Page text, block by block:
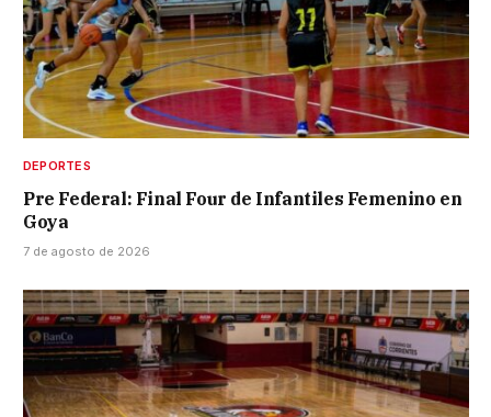
DEPORTES
Pre Federal: Final Four de Infantiles Femenino en
Goya
7 de agosto de 2026